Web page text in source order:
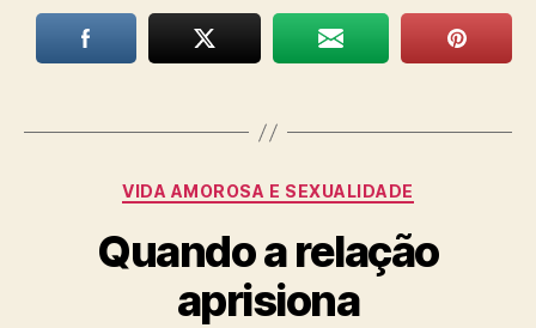
Categorias
VIDA AMOROSA E SEXUALIDADE
Quando a relação
aprisiona